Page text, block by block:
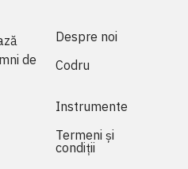
de
Despre noi
Codru
Instrumente
Termeni și
condiții